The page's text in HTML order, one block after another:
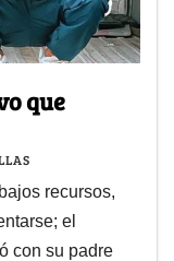
que
recursos,
el
con su padre